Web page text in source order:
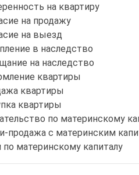
на квартиру
на продажу
на выезд
в наследство
на наследство
квартиры
квартиры
квартиры
по материнскому
продажа с материнским
по материнскому капиталу